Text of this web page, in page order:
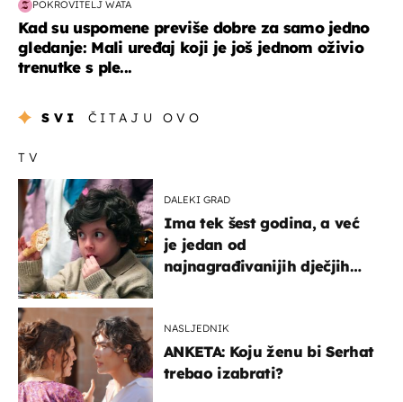
POKROVITELJ WATA
Kad su uspomene previše dobre za samo jedno
gledanje: Mali uređaj koji je još jednom oživio
trenutke s ple...
SVI ČITAJU OVO
TV
DALEKI GRAD
Ima tek šest godina, a već
je jedan od
najnagrađivanijih dječjih
NASLJEDNIK
ANKETA: Koju ženu bi Serhat
trebao izabrati?